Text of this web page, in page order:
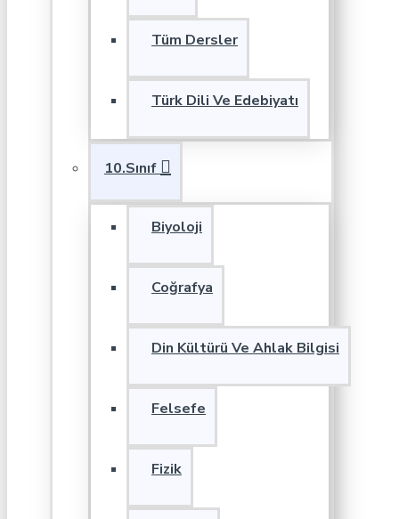
Tüm Dersler
Türk Dili Ve Edebiyatı
10.Sınıf
Biyoloji
Coğrafya
Din Kültürü Ve Ahlak Bilgisi
Felsefe
Fizik